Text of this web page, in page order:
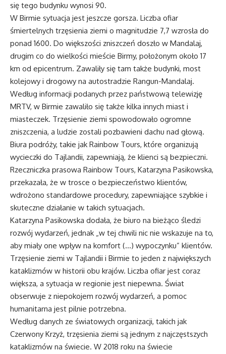
się tego budynku wynosi 90.
W Birmie sytuacja jest jeszcze gorsza. Liczba ofiar
śmiertelnych trzęsienia ziemi o magnitudzie 7,7 wzrosła do
ponad 1600. Do większości zniszczeń doszło w Mandalaj,
drugim co do wielkości mieście Birmy, położonym około 17
km od epicentrum. Zawaliły się tam także budynki, most
kolejowy i drogowy na autostradzie Rangun-Mandalaj.
Według informacji podanych przez państwową telewizję
MRTV, w Birmie zawaliło się także kilka innych miast i
miasteczek. Trzęsienie ziemi spowodowało ogromne
zniszczenia, a ludzie zostali pozbawieni dachu nad głową.
Biura podróży, takie jak Rainbow Tours, które organizują
wycieczki do Tajlandii, zapewniają, że klienci są bezpieczni.
Rzeczniczka prasowa Rainbow Tours, Katarzyna Pasikowska,
przekazała, że w trosce o bezpieczeństwo klientów,
wdrożono standardowe procedury, zapewniające szybkie i
skuteczne działanie w takich sytuacjach.
Katarzyna Pasikowska dodała, że biuro na bieżąco śledzi
rozwój wydarzeń, jednak „w tej chwili nic nie wskazuje na to,
aby miały one wpływ na komfort (…) wypoczynku” klientów.
Trzęsienie ziemi w Tajlandii i Birmie to jeden z największych
kataklizmów w historii obu krajów. Liczba ofiar jest coraz
większa, a sytuacja w regionie jest niepewna. Świat
obserwuje z niepokojem rozwój wydarzeń, a pomoc
humanitarna jest pilnie potrzebna.
Według danych ze światowych organizacji, takich jak
Czerwony Krzyż, trzęsienia ziemi są jednym z najczęstszych
kataklizmów na świecie. W 2018 roku na świecie